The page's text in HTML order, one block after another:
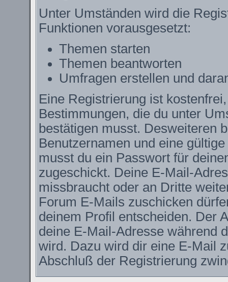
Unter Umständen wird die
Funktionen vorausgesetzt:
Themen starten
Themen beantworten
Umfragen erstellen und
Eine Registrierung ist
Bestimmungen, die du unter
bestätigen musst. Desweiteren
Benutzernamen und eine
musst du ein Passwort für
zugeschickt. Deine E-Mail-
missbraucht oder an Dritte
Forum E-Mails zuschicken
deinem Profil entscheiden. Der
deine E-Mail-Adresse während
wird. Dazu wird dir eine E-Mail
Abschluß der Registrierung